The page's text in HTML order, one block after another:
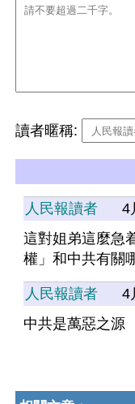
讀者暱稱:
人民報讀者 4
這對姐弟這麼急
權」和中共有關
人民報讀者 4
中共是萬惡之源